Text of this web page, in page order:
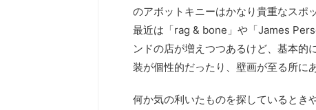
のアボットキニーはかなり貴重なスポ
最近は「rag & bone」や「James
ンドの店が増えつつあるけど、基本的
装が個性的だったり、壁画が至る所に
何か気の利いたものを探しているとき